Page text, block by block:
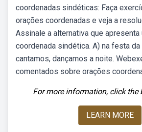
coordenadas sindéticas: Faça
orações coordenadas e veja a
Assinale a alternativa que apresenta
coordenada sindética. A) na festa
cantamos, dançamos a noite.
comentados sobre orações
For more information, click the
LEARN MORE